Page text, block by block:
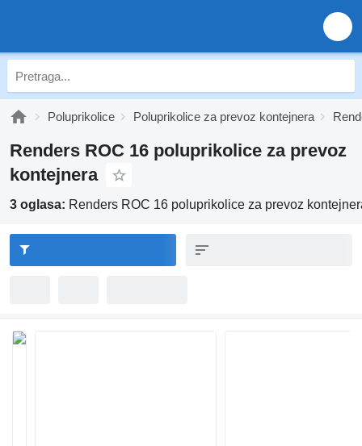
Poluprikolice Poluprikolice za prevoz kontejnera
Renders ROC 16 poluprikolice za prevoz
kontejnera
3 oglasa: Renders ROC 16 poluprikolice za prevoz